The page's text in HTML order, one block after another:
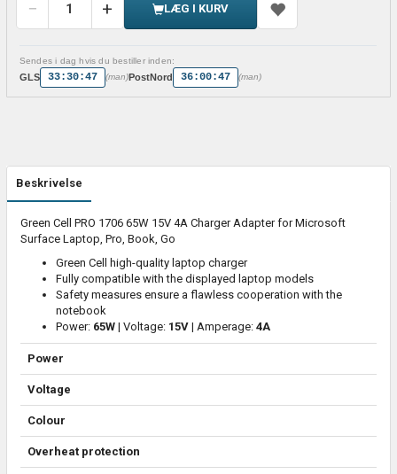
LÆG I KURV
Sendes i dag hvis du bestiller inden:
GLS 33:30:47 (man)PostNord 36:00:47 (man)
Beskrivelse
Green Cell PRO 1706 65W 15V 4A Charger Adapter for Microsoft
Surface Laptop, Pro, Book, Go
Green Cell high-quality laptop charger
Fully compatible with the displayed laptop models
Safety measures ensure a flawless cooperation with the
notebook
Power: 65W| Voltage: 15V| Amperage: 4A
Power
Voltage
Colour
Overheat protection